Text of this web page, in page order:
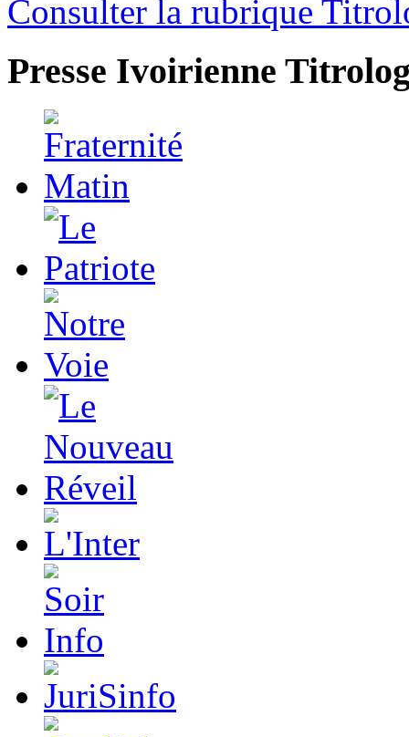
Consulter la rubrique
Presse Ivoirienne